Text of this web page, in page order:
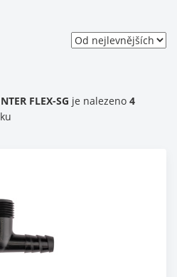
FLEX-SG je nalezeno 4